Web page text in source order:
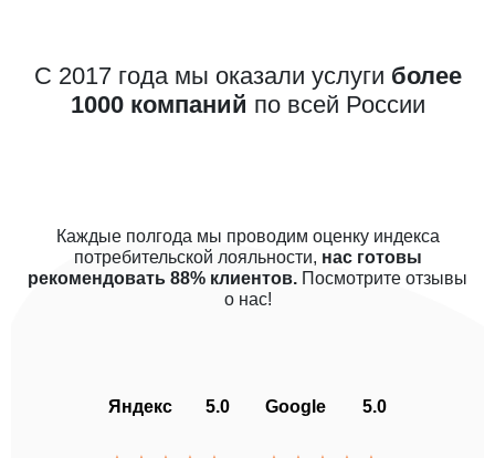
С 2017 года мы оказали услуги более
1000 компаний по всей России
Каждые полгода мы проводим оценку индекса
потребительской лояльности, нас готовы
рекомендовать 88% клиентов. Посмотрите отзывы
о нас!
Яндекс 5.0 Google 5.0